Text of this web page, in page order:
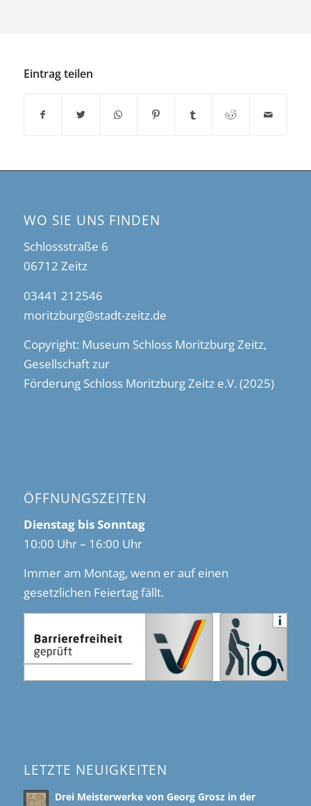
Eintrag teilen
WO SIE UNS FINDEN
Schlossstraße 6
06712 Zeitz
03441 212546
moritzburg@stadt-zeitz.de
Copyright: Museum Schloss Moritzburg Zeitz,
Gesellschaft zur
Förderung Schloss Moritzburg Zeitz e.V. (2025)
ÖFFNUNGSZEITEN
Dienstag bis Sonntag
10:00 Uhr – 16:00 Uhr
Immer am Montag, wenn er auf einen
gesetzlichen Feiertag fällt.
LETZTE NEUIGKEITEN
Drei Meisterwerke von Georg Grosz in der